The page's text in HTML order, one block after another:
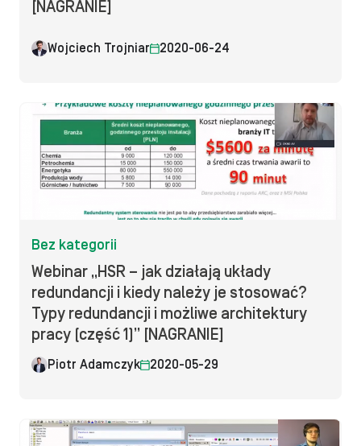
[NAGRANIE]
Wojciech Trojniar 2020-06-24
Bez kategorii
Webinar „HSR – jak działają układy
redundancji i kiedy należy je stosować?
Typy redundancji i możliwe architektury
pracy (część 1)” [NAGRANIE]
Piotr Adamczyk 2020-05-29